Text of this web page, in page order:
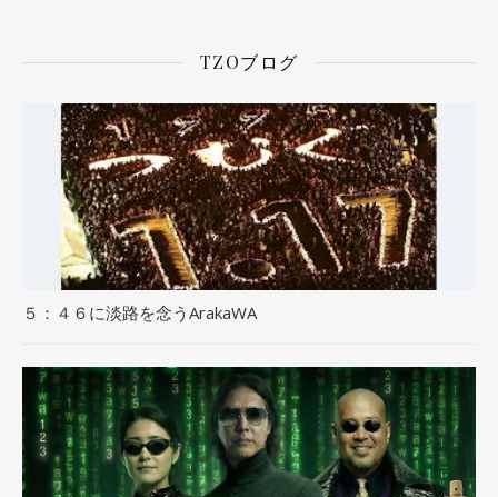
TZOブログ
５：４６に淡路を念うArakaWA